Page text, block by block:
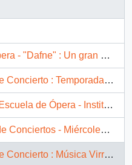
: Un gran acontecimiento
Instituto de Música de Santiago - Instituto Cultural de Providencia
Ópera - Instituto de Música de Santiago
- Miércoles 18 de junio de 2003
Virreinal Latinoamericana S.XVI al XVIII